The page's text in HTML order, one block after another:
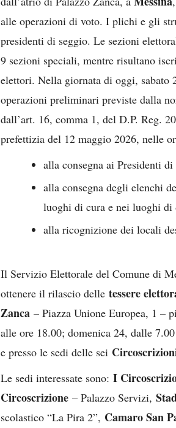
alle operazioni di voto. I plichi e gli
presidenti di seggio. Le sezioni
9 sezioni speciali, mentre risultano
elettori. Nella giornata di oggi, sabato
operazioni preliminari previste dalla
dall’art. 16, comma 1, del D.P. Reg.
prefettizia del 12 maggio 2026, nelle
alla consegna ai Presidenti
alla consegna degli elenchi
luoghi di cura e nei luoghi di
alla ricognizione dei locali
Il Servizio Elettorale del Comune di
ottenere il rilascio delle tessere
Zanca – Piazza Unione Europea, 1 –
alle ore 18.00; domenica 24, dalle
e presso le sedi delle sei
Le sedi interessate sono: I
Circoscrizione – Palazzo Servizi,
scolastico “La Pira 2”, Camaro San